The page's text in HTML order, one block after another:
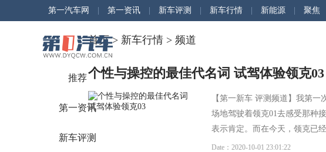
第一汽车网 第一资讯 新车评测 新车行情 新能源 聚焦
推荐
第一资讯
新车评测
首页> 新车行情 > 频道
个性与操控的最佳代名词 试驾体验领克03
【第一新车 评测频道】我第
场地驾驶着领克01去感受那种
表示肯定。而在今天，领克已
Date：2020-10-01 23:01:22